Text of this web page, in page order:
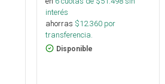
interés
ahorras $12.360 por
transferencia.
Disponible